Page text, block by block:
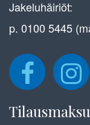
Jakeluhäiriöt:
p. 0100 5445